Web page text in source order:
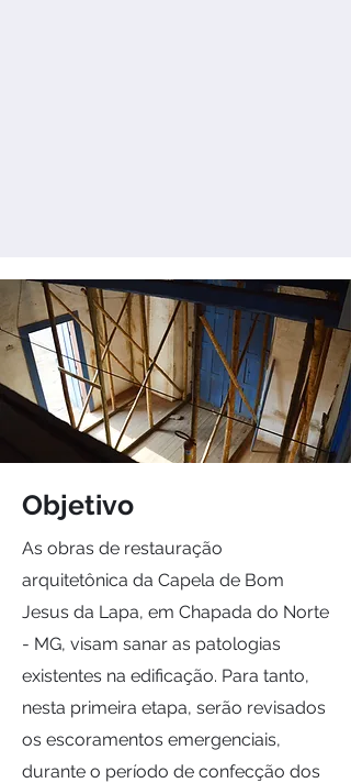
Objetivo
As obras de restauração
arquitetônica da Capela de Bom
Jesus da Lapa, em Chapada do Norte
- MG, visam sanar as patologias
existentes na edificação. Para tanto,
nesta primeira etapa, serão revisados
os escoramentos emergenciais,
durante o período de confecção dos